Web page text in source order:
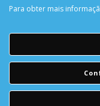
Para obter mais